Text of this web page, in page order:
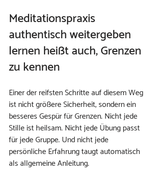
Meditationspraxis
authentisch weitergeben
lernen heißt auch, Grenzen
zu kennen
Einer der reifsten Schritte auf diesem Weg
ist nicht größere Sicherheit, sondern ein
besseres Gespür für Grenzen. Nicht jede
Stille ist heilsam. Nicht jede Übung passt
für jede Gruppe. Und nicht jede
persönliche Erfahrung taugt automatisch
als allgemeine Anleitung.